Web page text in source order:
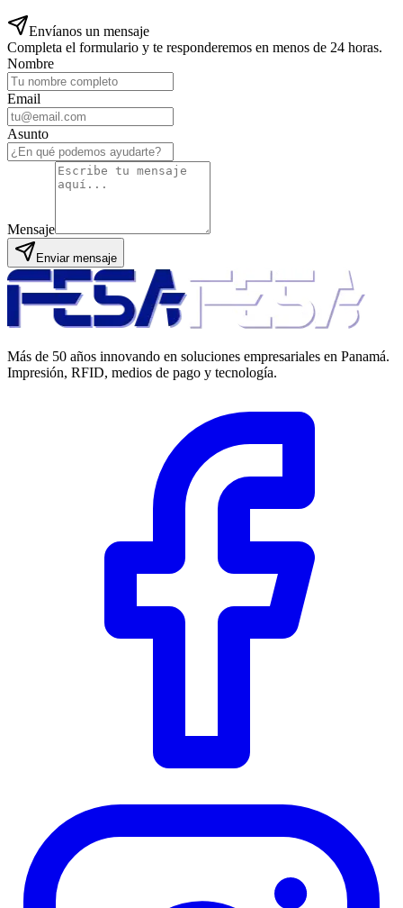
Envíanos un mensaje
Completa el formulario y te responderemos en menos de 24 horas.
Nombre
Email
Asunto
Mensaje
Enviar mensaje
Más de 50 años innovando en soluciones empresariales en Panamá.
Impresión, RFID, medios de pago y tecnología.